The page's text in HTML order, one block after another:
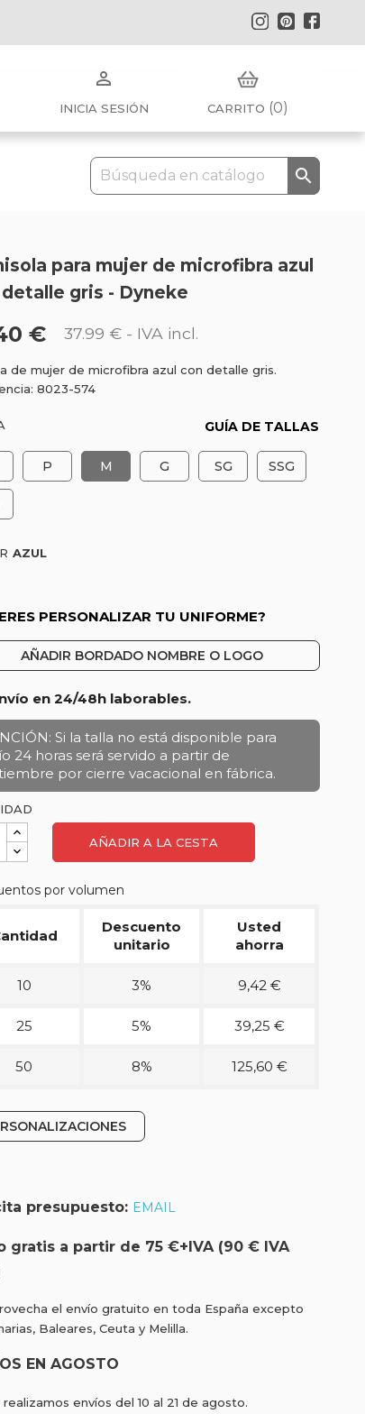
Pinterest
Instagram

INICIA SESIÓN CARRITO (0)

para mujer de microfibra azul
gris - Dyneke
€ 37.99 € - IVA incl.
de mujer de microfibra azul con detalle gris.
8023-574
GUÍA DE TALLAS
P M G SG SSG
PERSONALIZAR TU UNIFORME?
AÑADIR BORDADO NOMBRE O LOGO
en 24/48h laborables.
Si la talla no está disponible para
24 horas será servido a partir de
por cierre vacacional en fábrica.
AÑADIR A LA CESTA
por volumen
Descuento
unitario
Usted
ahorra
10 3% 9,42 €
25 5% 39,25 €
50 8% 125,60 €
presupuesto: EMAIL
gratis a partir de 75 €+IVA (90 € IVA
el envío gratuito en toda España excepto
Baleares, Ceuta y Melilla.
EN AGOSTO
realizamos envíos del 10 al 21 de agosto.